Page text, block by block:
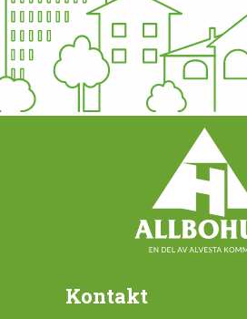
Kontakt